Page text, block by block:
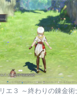
エ３ ～終わりの錬金術